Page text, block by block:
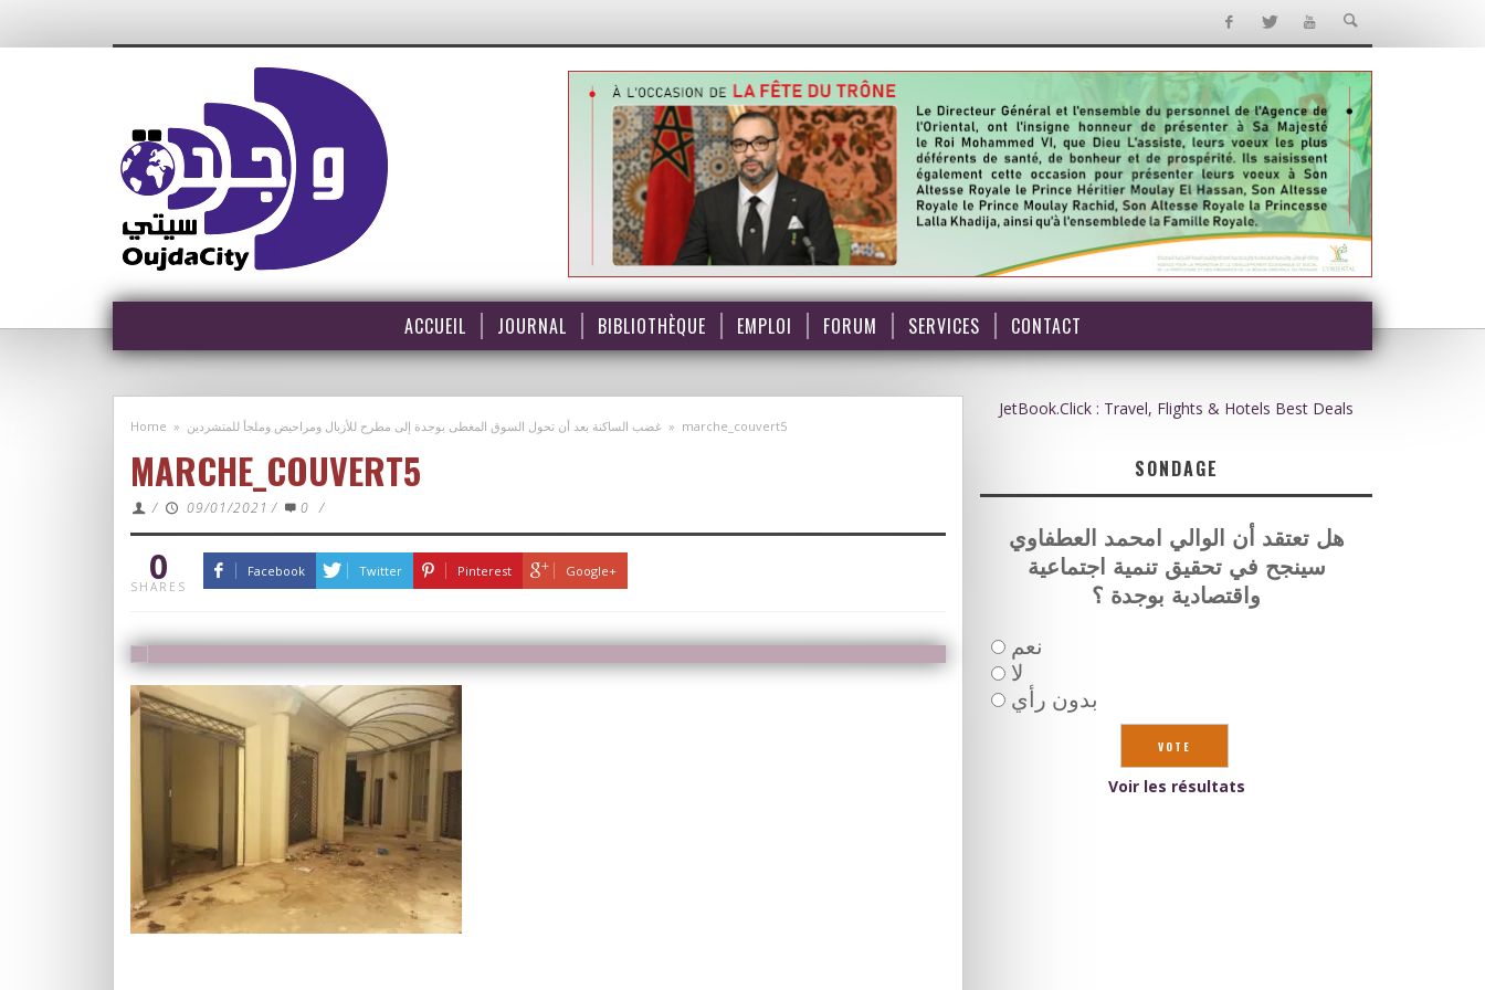
ACCUEIL JOURNAL BIBLIOTHÈQUE EMPLOI FORUM SERVICES CONTACT
Home » غضب الساكنة بعد أن تحول السوق المغطى بوجدة إلى مطرح للأزبال ومراحيض وملجأ للمتشردين » marche_couvert5
MARCHE_COUVERT5
/ 09/01/2021 / 0 /
0
SHARES
Facebook Twitter Pinterest Google+
JetBook.Click : Travel, Flights & Hotels Best Deals
SONDAGE
هل تعتقد أن الوالي امحمد العطفاوي
سينجح في تحقيق تنمية اجتماعية
واقتصادية بوجدة ؟
نعم
لا
بدون رأي
Voir les résultats